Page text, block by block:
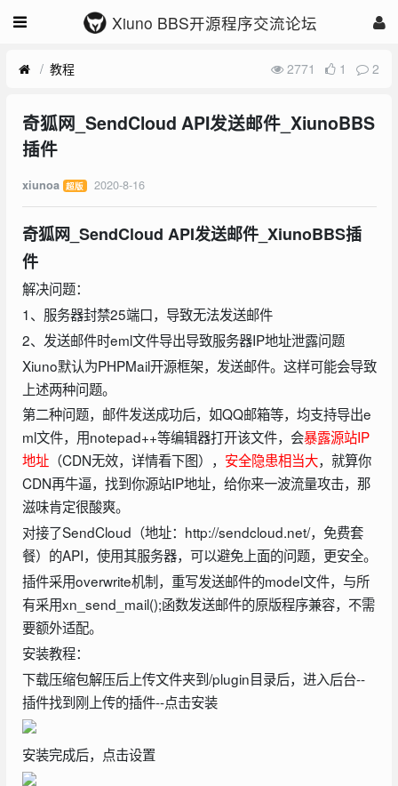
Xiuno BBS开源程序交流论坛
教程 2771 1 2
奇狐网_SendCloud API发送邮件_XiunoBBS
插件
xiunoa 超版 2020-8-16
奇狐网_SendCloud API发送邮件_XiunoBBS插
件
解决问题：
1、服务器封禁25端口，导致无法发送邮件
2、发送邮件时eml文件导出导致服务器IP地址泄露问题
Xiuno默认为PHPMail开源框架，发送邮件。这样可能会导致
上述两种问题。
第二种问题，邮件发送成功后，如QQ邮箱等，均支持导出e
ml文件，用notepad++等编辑器打开该文件，会暴露源站IP
地址（CDN无效，详情看下图）， 安全隐患相当大，就算你
CDN再牛逼，找到你源站IP地址，给你来一波流量攻击，那
滋味肯定很酸爽。
对接了SendCloud（地址：http://sendcloud.net/，免费套
餐）的API，使用其服务器，可以避免上面的问题，更安全。
插件采用overwrite机制，重写发送邮件的model文件，与所
有采用xn_send_mail();函数发送邮件的原版程序兼容，不需
要额外适配。
安装教程：
下载压缩包解压后上传文件夹到/plugin目录后，进入后台--
插件找到刚上传的插件--点击安装
安装完成后，点击设置